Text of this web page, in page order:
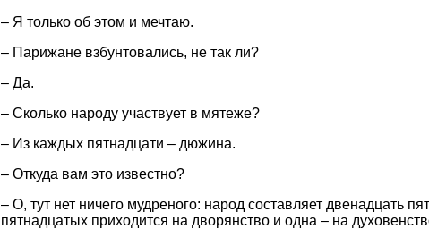
– Я только об этом и мечтаю.
– Парижане взбунтовались, не так ли?
– Да.
– Сколько народу участвует в мятеже?
– Из каждых пятнадцати – дюжина.
– Откуда вам это известно?
– О, тут нет ничего мудреного: народ составляет двенадцать
пятнадцатых приходится на дворянство и одна – на